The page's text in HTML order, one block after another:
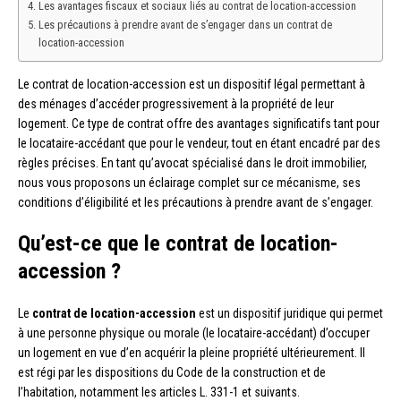
Les avantages fiscaux et sociaux liés au contrat de location-accession
Les précautions à prendre avant de s’engager dans un contrat de
location-accession
Le contrat de location-accession est un dispositif légal permettant à
des ménages d’accéder progressivement à la propriété de leur
logement. Ce type de contrat offre des avantages significatifs tant pour
le locataire-accédant que pour le vendeur, tout en étant encadré par des
règles précises. En tant qu’avocat spécialisé dans le droit immobilier,
nous vous proposons un éclairage complet sur ce mécanisme, ses
conditions d’éligibilité et les précautions à prendre avant de s’engager.
Qu’est-ce que le contrat de location-
accession ?
Le contrat de location-accession est un dispositif juridique qui permet
à une personne physique ou morale (le locataire-accédant) d’occuper
un logement en vue d’en acquérir la pleine propriété ultérieurement. Il
est régi par les dispositions du Code de la construction et de
l’habitation, notamment les articles L. 331-1 et suivants.